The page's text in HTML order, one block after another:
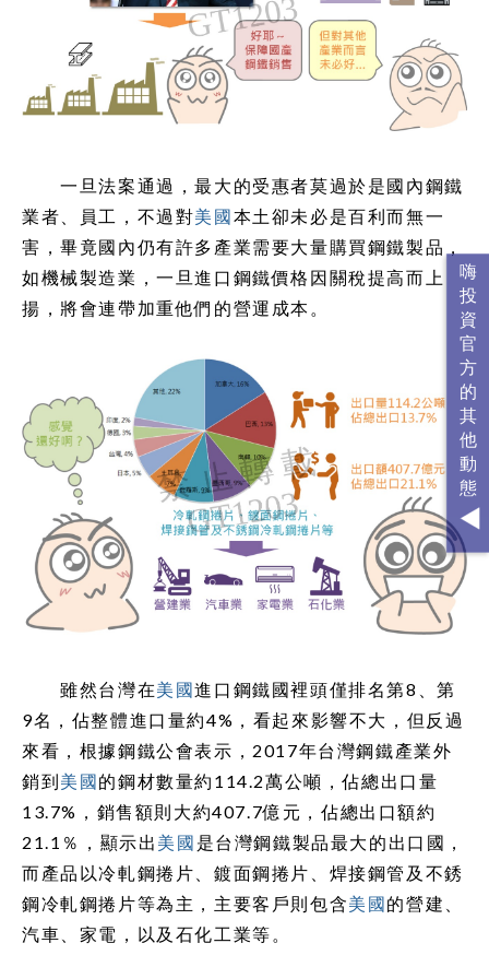
一旦法案通過，最大的受惠者莫過於是國內鋼鐵
業者、員工，不過對美國本土卻未必是百利而無一
害，畢竟國內仍有許多產業需要大量購買鋼鐵製品，
如機械製造業，一旦進口鋼鐵價格因關稅提高而上
揚，將會連帶加重他們的營運成本。
雖然台灣在美國進口鋼鐵國裡頭僅排名第8、第
9名，佔整體進口量約4%，看起來影響不大，但反過
來看，根據鋼鐵公會表示，2017年台灣鋼鐵產業外
銷到美國的鋼材數量約114.2萬公噸，佔總出口量
13.7%，銷售額則大約407.7億元，佔總出口額約
21.1％，顯示出 美國 是台灣鋼鐵製品最大的出口國，
而產品以冷軋鋼捲片、鍍面鋼捲片、焊接鋼管及不銹
鋼冷軋鋼捲片等為主，主要客戶則包含美國的營建、
汽車、家電，以及石化工業等。